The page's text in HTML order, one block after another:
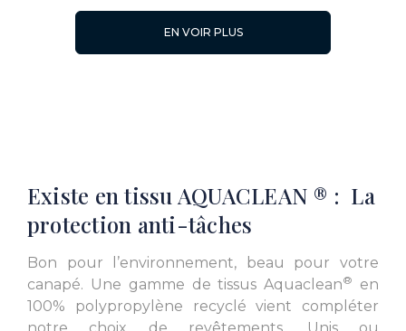
EN VOIR PLUS
Existe en tissu AQUACLEAN ® : La
protection anti-tâches
Bon pour l’environnement, beau pour votre
canapé. Une gamme de tissus Aquaclean®
en
100% polypropylène recyclé vient compléter